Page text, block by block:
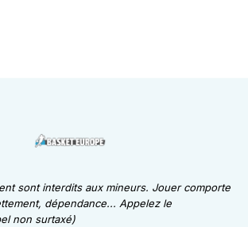
sont interdits aux mineurs. Jouer comporte
dépendance... Appelez le
non surtaxé)